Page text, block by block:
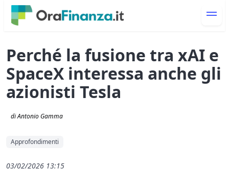
Perché la fusione tra xAI e
SpaceX interessa anche gli
azionisti Tesla
di Antonio Gamma
Approfondimenti
03/02/2026 13:15